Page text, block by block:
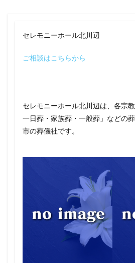
セレモニーホール北川辺
ご相談はこちらから
セレモニーホール北川辺は、各宗
一日葬・家族葬・一般葬」などの
市の葬儀社です。